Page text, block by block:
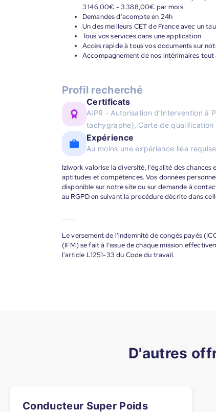
3 146,00€ - 3 388,00€ par mois
Demandes d’acompte en 24h
Un des meilleurs CET de France avec un
Tous vos services dans une application
Accès rapide à tous vos documents sur
Accompagnement de nos intérimaires
Profil recherché
Certificats
AIPR - Autorisation d’Intervention à
tachygraphe), Carte de qualification
Expérience
Au moins une expérience liée
Iziwork valorise la diversité, l'égalité des
aptitudes et compétences. Vos données
disponible sur notre site ou sur demande à
au RGPD en suivant la procédure décrite dans
Le versement de l'indemnité de congés payés
(IFM) se fait à l'issue de chaque mission
l'article L1251-33 du Code du travail.
D'autres
Conducteur Super Poids